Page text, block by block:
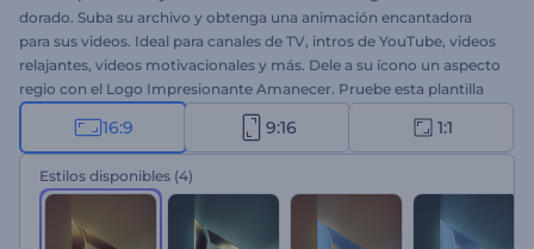
dorado. Suba su archivo y obtenga una animación encantadora
para sus videos. Ideal para canales de TV, intros de YouTube, videos
relajantes, videos motivacionales y más. Dele a su ícono un aspecto
regio con el Logo Impresionante Amanecer. Pruebe esta plantilla
cinematográfica hoy mismo.
16:9 9:16 1:1
Estilos disponibles (4)